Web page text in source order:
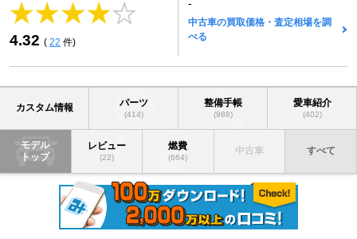
4.32 ( 22 件)
-
中古車の買取価格・査定相場を調
べる
カスタム情報 パーツ
(414)
整備手帳
(988)
愛車紹介
(402)
モデル
トップ
レビュー
(22)
燃費
(664)
中古車 すべて